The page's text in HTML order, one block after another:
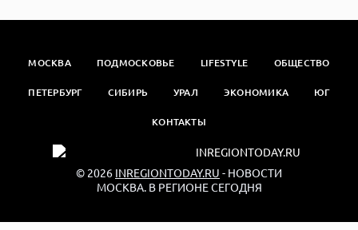
МОСКВА ПОДМОСКОВЬЕ LIFESTYLE ОБЩЕСТВО
ПЕТЕРБУРГ СИБИРЬ УРАЛ ЭКОНОМИКА ЮГ
КОНТАКТЫ
© 2026 INREGIONTODAY.RU - НОВОСТИ
МОСКВА. В РЕГИОНЕ СЕГОДНЯ